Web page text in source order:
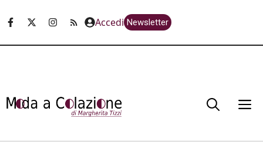
Accedi Newsletter